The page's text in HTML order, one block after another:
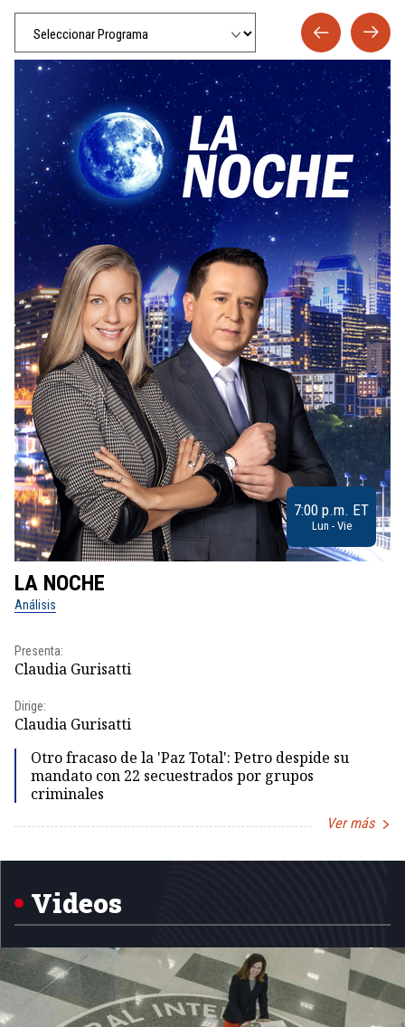
7:00 p.m. ET
Lun - Vie
LA NOCHE
Análisis
Presenta:
Claudia Gurisatti
Dirige:
Claudia Gurisatti
Otro fracaso de la 'Paz Total': Petro despide su
mandato con 22 secuestrados por grupos
criminales
Ver más
1
Videos